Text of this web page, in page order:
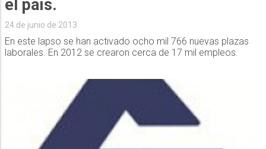
el país.
24 de junio de 2013
En este lapso se han activado ocho mil 766 nuevas plazas
laborales. En 2012 se crearon cerca de 17 mil empleos.